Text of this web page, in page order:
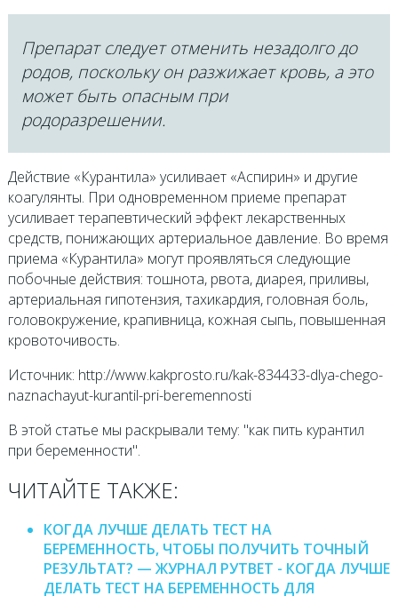
Препарат следует отменить незадолго до
родов, поскольку он разжижает кровь, а это
может быть опасным при
родоразрешении.
Действие «Курантила» усиливает «Аспирин» и другие
коагулянты. При одновременном приеме препарат
усиливает терапевтический эффект лекарственных
средств, понижающих артериальное давление. Во время
приема «Курантила» могут проявляться следующие
побочные действия: тошнота, рвота, диарея, приливы,
артериальная гипотензия, тахикардия, головная боль,
головокружение, крапивница, кожная сыпь, повышенная
кровоточивость.
Источник: http://www.kakprosto.ru/kak-834433-dlya-chego-
naznachayut-kurantil-pri-beremennosti
В этой статье мы раскрывали тему: "как пить курантил
при беременности".
ЧИТАЙТЕ ТАКЖЕ:
КОГДА ЛУЧШЕ ДЕЛАТЬ ТЕСТ НА
БЕРЕМЕННОСТЬ, ЧТОБЫ ПОЛУЧИТЬ ТОЧНЫЙ
РЕЗУЛЬТАТ? — ЖУРНАЛ РУТВЕТ - КОГДА ЛУЧШЕ
ДЕЛАТЬ ТЕСТ НА БЕРЕМЕННОСТЬ ДЛЯ